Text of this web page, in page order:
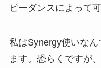
ピーダンスによって
私はSynergy使いな
ます。恐らくですが